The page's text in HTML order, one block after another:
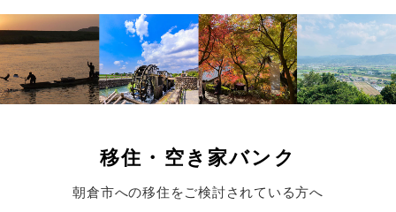
移住・空き家バンク
朝倉市への移住をご検討されている方へ